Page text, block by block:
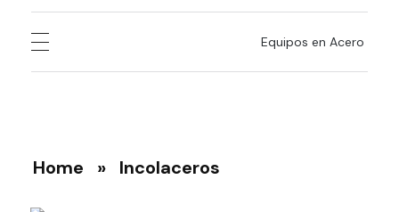
Equipos en Acero
Home » Incolaceros